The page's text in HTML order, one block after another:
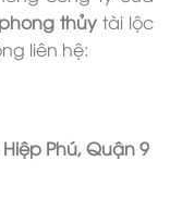
thủytài lộc
liên hệ:
Phú, Quận 9